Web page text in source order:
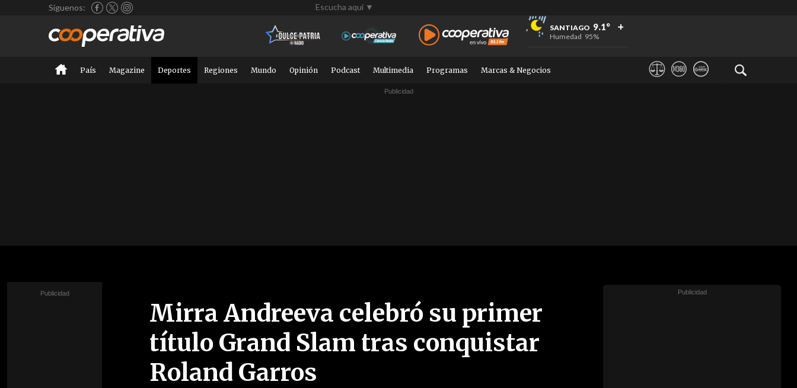
Síguenos: Escucha aquí ▼
SANTIAGO 9.1°
Humedad 95%
+
+
+
País Magazine Deportes Regiones Mundo Opinión Podcast Multimedia Programas Marcas & Negocios
Mirra Andreeva celebró su primer
título Grand Slam tras conquistar
Roland Garros